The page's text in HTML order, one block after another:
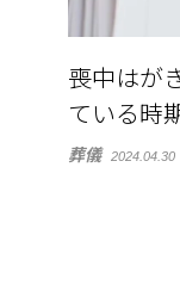
喪中はが
ている時
葬儀 2024.04.30